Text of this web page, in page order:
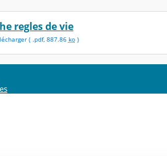
regles de vie
( .pdf, 887.86 ko)